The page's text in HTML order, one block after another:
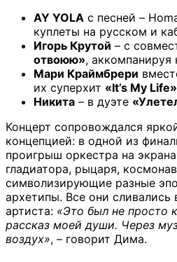
AY YOLA с песней –
куплеты на русском и
Игорь Крутой – с
отвоюю», аккомпанируя
Мари Краймбрери
их суперхит «It’s My Life»
Никита – в дуэте
Концерт сопровождался
концепцией: в одной из
проигрыш оркестра на
гладиатора, рыцаря,
символизирующие разные
архетипы. Все они сливались
артиста: «Это был не просто
рассказ моей души. Через
воздух», – говорит Дима.